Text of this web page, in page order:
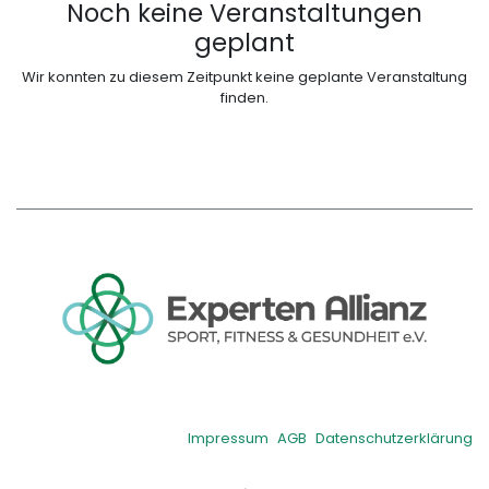
Noch keine Veranstaltungen
geplant
Wir konnten zu diesem Zeitpunkt keine geplante Veranstaltung
finden.
Impressum AGB Datenschutzerklärung